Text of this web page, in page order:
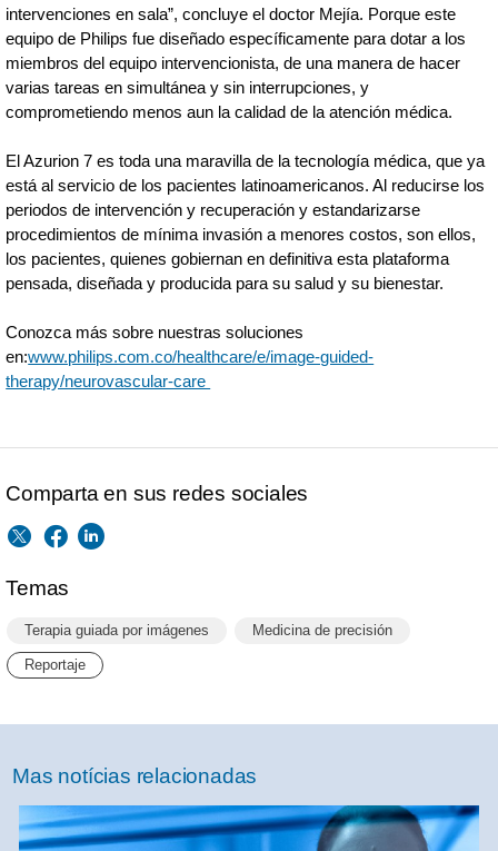
intervenciones en sala”, concluye el doctor Mejía. Porque este
equipo de Philips fue diseñado específicamente para dotar a los
miembros del equipo intervencionista, de una manera de hacer
varias tareas en simultánea y sin interrupciones, y
comprometiendo menos aun la calidad de la atención médica.
El Azurion 7 es toda una maravilla de la tecnología médica, que ya
está al servicio de los pacientes latinoamericanos. Al reducirse los
periodos de intervención y recuperación y estandarizarse
procedimientos de mínima invasión a menores costos, son ellos,
los pacientes, quienes gobiernan en definitiva esta plataforma
pensada, diseñada y producida para su salud y su bienestar.
Conozca más sobre nuestras soluciones
en:www.philips.com.co/healthcare/e/image-guided-
therapy/neurovascular-care
Comparta en sus redes sociales
Temas
Terapia guiada por imágenes Medicina de precisión
Reportaje
Mas notícias relacionadas